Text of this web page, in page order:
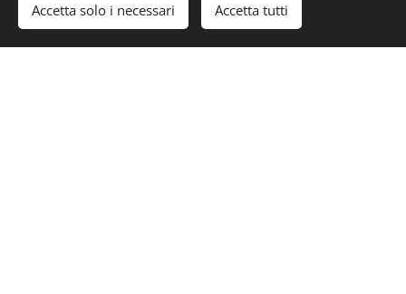
Accetta solo i necessari Accetta tutti